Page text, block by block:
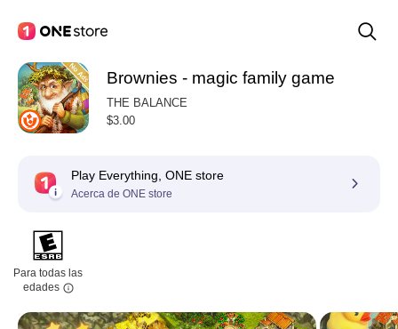
Brownies - magic family game
THE BALANCE
$3.00
Play Everything, ONE store
Acerca de ONE store
Para todas las
edades